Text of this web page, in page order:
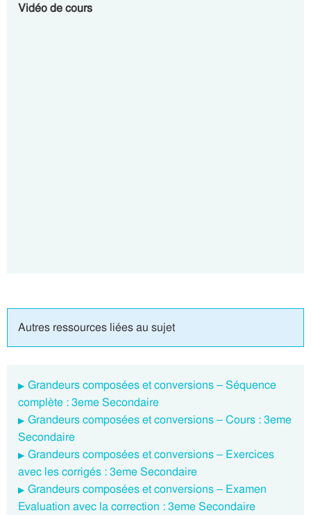
Vidéo de cours
Autres ressources liées au sujet
Grandeurs composées et conversions – Séquence
complète : 3eme Secondaire
Grandeurs composées et conversions – Cours : 3eme
Secondaire
Grandeurs composées et conversions – Exercices
avec les corrigés : 3eme Secondaire
Grandeurs composées et conversions – Examen
Evaluation avec la correction : 3eme Secondaire